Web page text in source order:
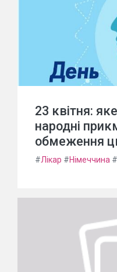
23 квітня:
народні
обмеження
#Лікар #Німеччина #